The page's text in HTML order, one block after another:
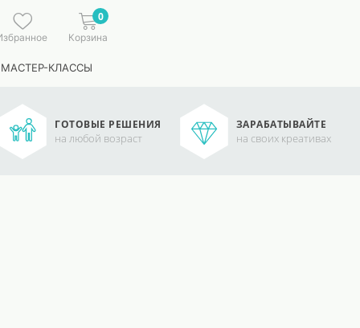
0
Корзина
КЛАССЫ
ГОТОВЫЕ РЕШЕНИЯ
на любой возраст
ЗАРАБАТЫВАЙТЕ
на своих креативах